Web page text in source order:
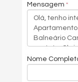
Mensagem
Nome